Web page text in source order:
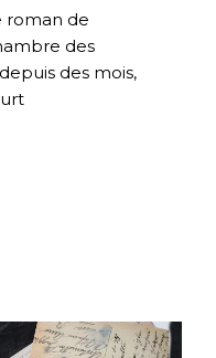
roman de
des
des mois,